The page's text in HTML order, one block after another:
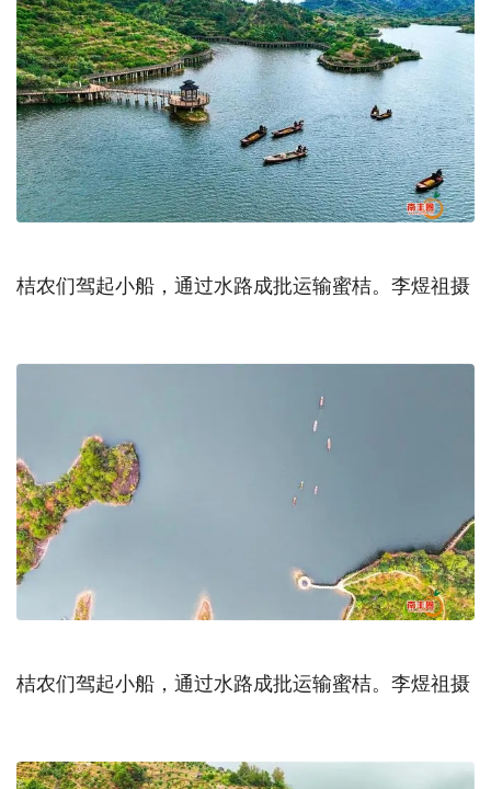
桔农们驾起小船，通过水路成批运输蜜桔。李煜祖摄
桔农们驾起小船，通过水路成批运输蜜桔。李煜祖摄